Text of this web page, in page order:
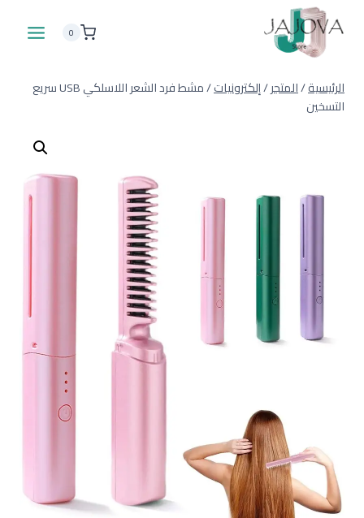
المحتوى
0
الرئيسية/المتجر/إلكترونيات/
مشط فرد الشعر اللاسلكي USB سريع
التسخين